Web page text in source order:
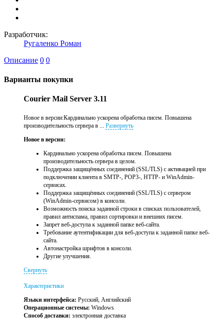
Разработчик:
Ругаленко Роман
Описание 0 0
Варианты покупки
Courier Mail Server 3.11
Новое в версии:Кардинально ускорена обработка писем. Повышена
производительность сервера в ... Развернуть
Новое в версии:
Кардинально ускорена обработка писем. Повышена
производительность сервера в целом.
Поддержка защищённых соединений (SSL/TLS) с активацией при
подключении клиента в SMTP-, POP3-, HTTP- и WinAdmin-
сервисах.
Поддержка защищённых соединений (SSL/TLS) с сервером
(WinAdmin-сервисом) в консоли.
Возможность поиска заданной строки в списках пользователей,
правил антиспама, правил сортировки и внешних писем.
Запрет веб-доступа к заданной папке веб-сайта.
Требование аутентификации для веб-доступа к заданной папке веб-
сайта.
Автонастройка шрифтов в консоли.
Другие улучшения.
Свернуть
Характеристики
Языки интерфейса: Русский, Английский
Операционные системы: Windows
Способ доставки: электронная доставка